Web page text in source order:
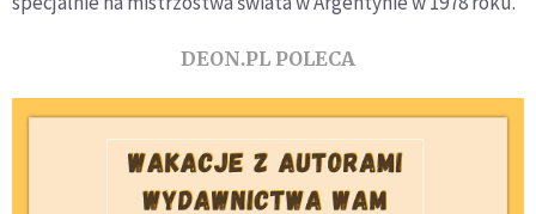
DEON.PL POLECA